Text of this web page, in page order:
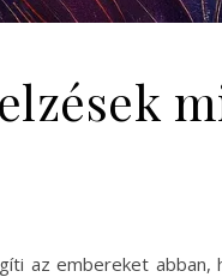
az embereket